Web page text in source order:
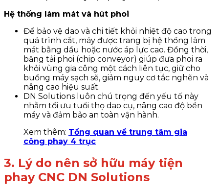
Hệ thống làm mát và hút phoi
Để bảo vệ dao và chi tiết khỏi nhiệt độ cao trong
quá trình cắt, máy được trang bị hệ thống làm
mát bằng dầu hoặc nước áp lực cao. Đồng thời,
băng tải phoi (chip conveyor) giúp đưa phoi ra
khỏi vùng gia công một cách liên tục, giữ cho
buồng máy sạch sẽ, giảm nguy cơ tắc nghẽn và
nâng cao hiệu suất.
DN Solutions luôn chú trọng đến yếu tố này
nhằm tối ưu tuổi thọ dao cụ, nâng cao độ bền
máy và đảm bảo an toàn vận hành.
Xem thêm: Tổng quan về trung tâm gia
công phay 4 trục
3. Lý do nên sở hữu máy tiện
phay CNC DN Solutions